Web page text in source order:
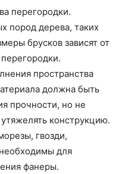
перегородки.
пород дерева, таких
брусков зависят от
пространства
должна быть
прочности, но не
конструкцию.
гвозди,
для
фанеры.